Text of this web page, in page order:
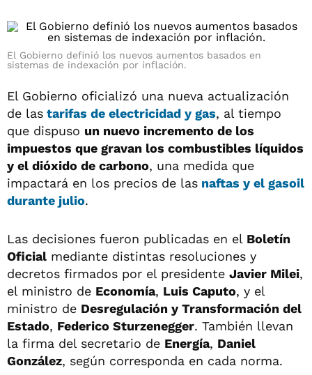
El Gobierno definió los nuevos aumentos basados en
sistemas de indexación por inflación.
El Gobierno oficializó una nueva actualización
de las tarifas de electricidad y gas, al tiempo
que dispuso un nuevo incremento de los
impuestos que gravan los combustibles líquidos
y el dióxido de carbono, una medida que
impactará en los precios de las naftas y el gasoil
durante julio.
Las decisiones fueron publicadas en el Boletín
Oficial mediante distintas resoluciones y
decretos firmados por el presidente Javier Milei,
el ministro de Economía, Luis Caputo, y el
ministro de Desregulación y Transformación del
Estado, Federico Sturzenegger. También llevan
la firma del secretario de Energía, Daniel
González, según corresponda en cada norma.